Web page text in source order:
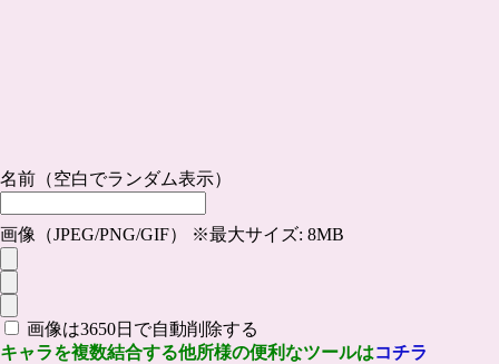
名前（空白でランダム表示）
画像（JPEG/PNG/GIF） ※最大サイズ: 8MB
画像は3650日で自動削除する
キャラを複数結合する他所様の便利なツールはコチラ